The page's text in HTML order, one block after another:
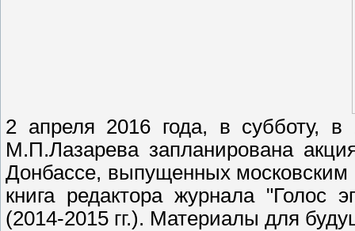
2 апреля 2016 года, в субботу,
М.П.Лазарева запланирована
Донбассе, выпущенных московским
книга редактора журнала "Голос
(2014-2015 гг.). Материалы для